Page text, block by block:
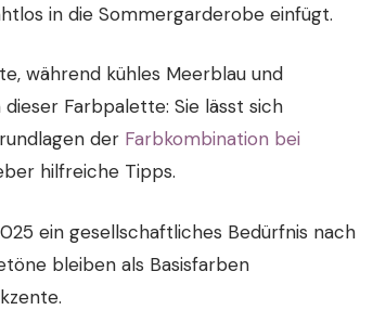
in die Sommergarderobe einfügt.
während kühles Meerblau und
Farbpalette: Sie lässt sich
der Farbkombination bei
hilfreiche Tipps.
ein gesellschaftliches Bedürfnis nach
bleiben als Basisfarben